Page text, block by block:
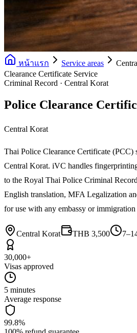
หน้าแรก Service areas
Clearance Certificate Service
Criminal Record · Central Korat
Police Clearance
Central Korat
Thai Police Clearance Certificate (PCC)
Central Korat. iVC handles
to the Royal Thai Police Criminal
English translation, MFA Legalization
for use with any embassy or
Central Korat THB 3,500
30,000+
Visas approved
5 minutes
Average response
99.8%